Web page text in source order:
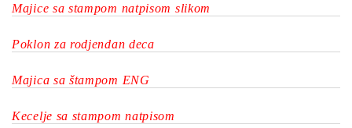
Majice sa stampom natpisom slikom
Poklon za rodjendan deca
Majica sa štampom ENG
Kecelje sa stampom natpisom